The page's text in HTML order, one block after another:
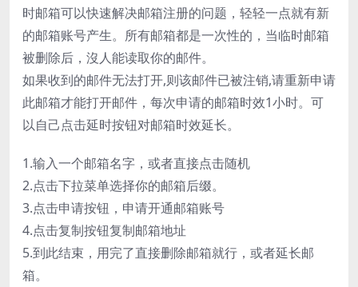
时邮箱可以快速解决邮箱注册的问题，轻轻一点就有新
的邮箱账号产生。所有邮箱都是一次性的，当临时邮箱
被删除后，沒人能读取你的邮件。
如果收到的邮件无法打开,则该邮件已被注销,请重新申请
此邮箱才能打开邮件，每次申请的邮箱时效1小时。可
以自己点击延时按钮对邮箱时效延长。
1.输入一个邮箱名字，或者直接点击随机
2.点击下拉菜单选择你的邮箱后缀。
3.点击申请按钮，申请开通邮箱账号
4.点击复制按钮复制邮箱地址
5.到此结束，用完了直接删除邮箱就行，或者延长邮
箱。